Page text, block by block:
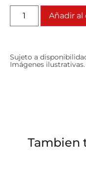
Añadir al
Sujeto a
Imágenes ilustrativas.
Tambien